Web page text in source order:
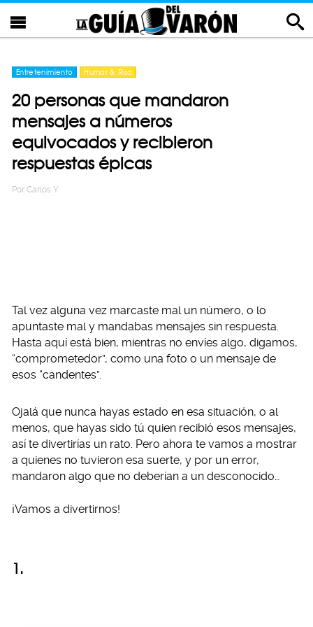
Entretenimiento Humor & Risa
20 personas que mandaron
mensajes a números
equivocados y recibieron
respuestas épicas
Por Carlos Y
Tal vez alguna vez marcaste mal un número, o lo
apuntaste mal y mandabas mensajes sin respuesta.
Hasta aquí está bien, mientras no envíes algo, digamos,
“comprometedor”, como una foto o un mensaje de
esos “candentes”.
Ojalá que nunca hayas estado en esa situación, o al
menos, que hayas sido tú quien recibió esos mensajes,
así te divertirías un rato. Pero ahora te vamos a mostrar
a quienes no tuvieron esa suerte, y por un error,
mandaron algo que no deberían a un desconocido…
¡Vamos a divertirnos!
1.